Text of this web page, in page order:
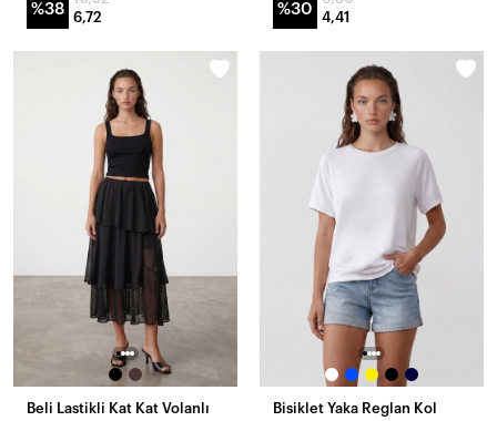
%38
6,72
%30
4,41
Beli Lastikli Kat Kat Volanlı
Bisiklet Yaka Reglan Kol